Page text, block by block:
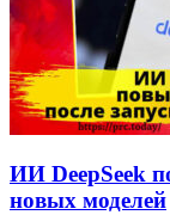
ИИ DeepSeek
новых моделей